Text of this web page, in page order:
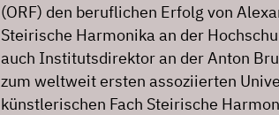
(ORF) den beruflichen Erfolg von
Steirische Harmonika an der
auch Institutsdirektor an der Anton
zum weltweit ersten assoziierten
künstlerischen Fach Steirische